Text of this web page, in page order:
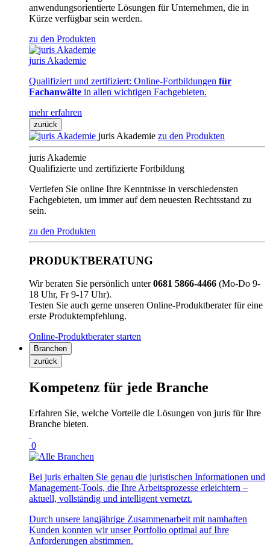
anwendungsorientierte Lösungen für Unternehmen, die in
Kürze verfügbar sein werden.
zu den Produkten
juris Akademie
Qualifiziert und zertifiziert: Online-Fortbildungen für
Fachanwälte in allen wichtigen Fachgebieten.
mehr erfahren
zurück
juris Akademie zu den Produkten
juris Akademie
Qualifizierte und zertifizierte Fortbildung
Vertiefen Sie online Ihre Kenntnisse in verschiedensten
Fachgebieten, um immer auf dem neuesten Rechtsstand zu
sein.
zu den Produkten
PRODUKTBERATUNG
Wir beraten Sie persönlich unter0681 5866-4466 (Mo-Do 9-
18 Uhr, Fr 9-17 Uhr).
Testen Sie auch gerne unseren Online-Produktberater für eine
erste Produktempfehlung.
Online-Produktberater starten
Branchen
zurück
Kompetenz für jede Branche
Erfahren Sie, welche Vorteile die Lösungen von juris für Ihre
Branche bieten.
0
Bei juris erhalten Sie genau die juristischen Informationen und
Management-Tools, die Ihre Arbeitsprozesse erleichtern –
aktuell, vollständig und intelligent vernetzt.
Durch unsere langjährige Zusammenarbeit mit namhaften
Kunden konnten wir unser Portfolio optimal auf Ihre
Anforderungen abstimmen.